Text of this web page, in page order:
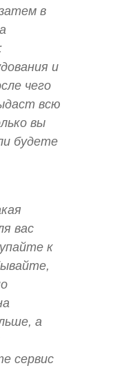
в
и
чего
всю
вы
будете
вас
к
а
сервис